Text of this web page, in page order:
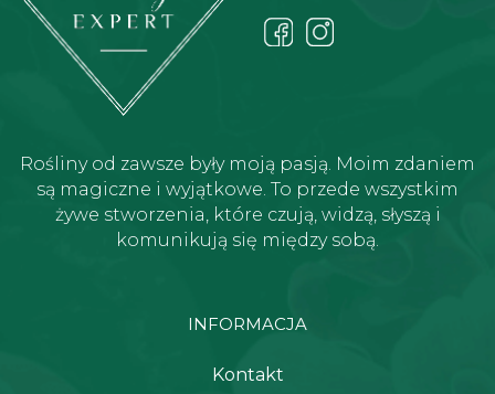
Rośliny od zawsze były moją pasją. Moim zdaniem
są magiczne i wyjątkowe. To przede wszystkim
żywe stworzenia, które czują, widzą, słyszą i
komunikują się między sobą.
INFORMACJA
Kontakt